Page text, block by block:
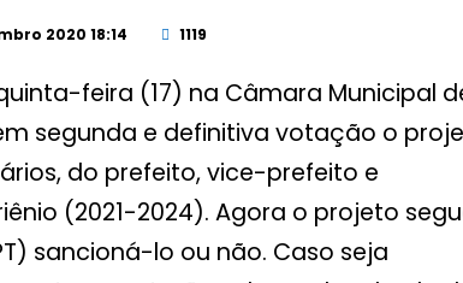
2020 18:14 1119
feira (17) na Câmara Municipal
segunda e definitiva votação o
do prefeito, vice-prefeito e
(2021-2024). Agora o projeto
sancioná-lo ou não. Caso seja